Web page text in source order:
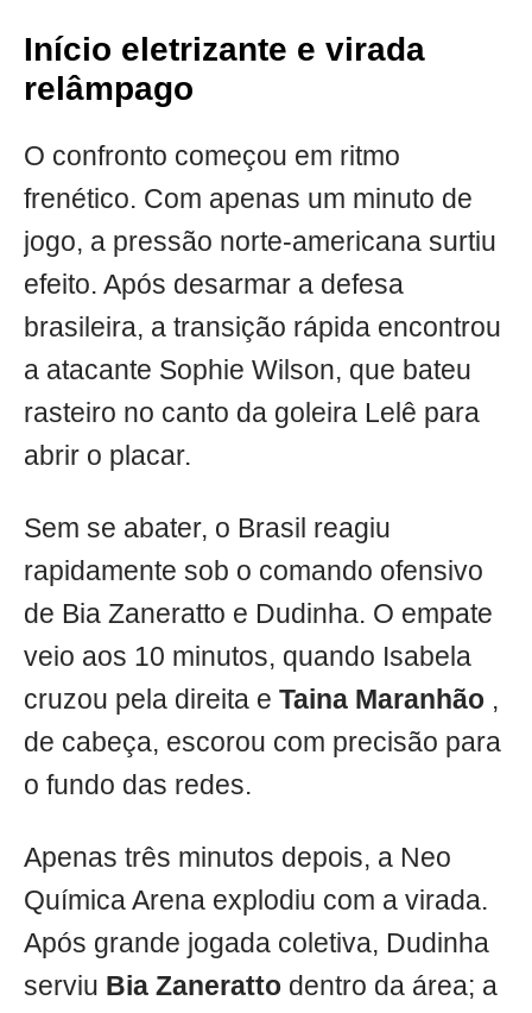
Início eletrizante e virada
relâmpago
O confronto começou em ritmo
frenético. Com apenas um minuto de
jogo, a pressão norte-americana surtiu
efeito. Após desarmar a defesa
brasileira, a transição rápida encontrou
a atacante Sophie Wilson, que bateu
rasteiro no canto da goleira Lelê para
abrir o placar.
Sem se abater, o Brasil reagiu
rapidamente sob o comando ofensivo
de Bia Zaneratto e Dudinha. O empate
veio aos 10 minutos, quando Isabela
cruzou pela direita e Taina Maranhão ,
de cabeça, escorou com precisão para
o fundo das redes.
Apenas três minutos depois, a Neo
Química Arena explodiu com a virada.
Após grande jogada coletiva, Dudinha
serviu Bia Zaneratto dentro da área; a